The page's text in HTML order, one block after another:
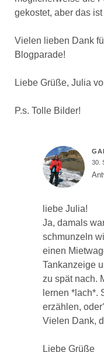
gekostet, aber das
Vielen lieben Dank
Blogparade!
Liebe Grüße, Julia
P.s. Tolle Bilder!
30.
liebe Julia!
Ja, damals
schmunzeln
einen
Tankanzeige
zu spät nach.
lernen *lach*.
erzählen,
Vielen Dank,
Liebe Grüße